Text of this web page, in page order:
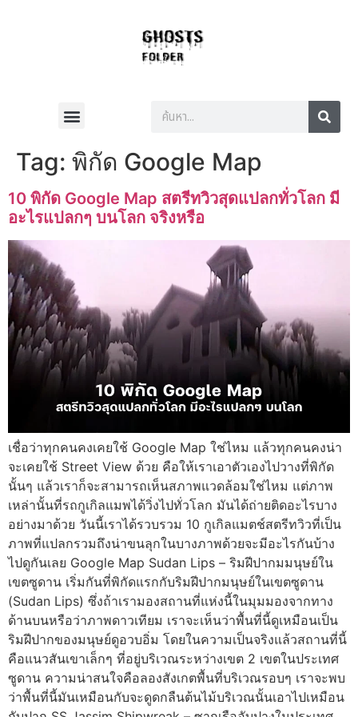
Tag: พิกัด Google Map
10 พิกัด Google Map สตรีทวิวสุดแปลกทั่วโลก มี
อะไรแปลกๆ บนโลก จริงหรือ
เชื่อว่าทุกคนคงเคยใช้ Google Map ใช่ไหม แล้วทุกคนคงน่า
จะเคยใช้ Street View ด้วย คือให้เราเอาตัวเองไปวางที่พิกัด
นั้นๆ แล้วเราก็จะสามารถเห็นสภาพแวดล้อมใช่ไหม แต่ภาพ
เหล่านั้นที่รถกูเกิลแมพได้วิ่งไปทั่วโลก มันได้ถ่ายติดอะไรบาง
อย่างมาด้วย วันนี้เราได้รวบรวม 10 กูเกิลแมตช์สตรีทวิวที่เป็น
ภาพที่แปลกรวมถึงน่าขนลุกในบางภาพด้วยจะมีอะไรกันบ้าง
ไปดูกันเลย Google Map Sudan Lips – ริมฝีปากมมนุษย์ใน
เขตซูดาน เริ่มกันที่พิกัดแรกกับริมฝีปากมนุษย์ในเขตซูดาน
(Sudan Lips) ซึ่งถ้าเรามองสถานที่แห่งนี้ในมุมมองจากทาง
ด้านบนหรือว่าภาพดาวเทียม เราจะเห็นว่าพื้นที่นี้ดูเหมือนเป็น
ริมฝีปากของมนุษย์ดูอวบอิ่ม โดยในความเป็นจริงแล้วสถานที่นี้
คือแนวสันเขาเล็กๆ ที่อยู่บริเวณระหว่างเขต 2 เขตในประเทศ
ซูดาน ความน่าสนใจคือลองสังเกตพื้นที่บริเวณรอบๆ เราจะพบ
ว่าพื้นที่นี้มันเหมือนกับจะดูดกลืนต้นไม้บริเวณนั้นเอาไปเหมือน